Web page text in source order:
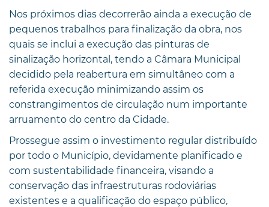
Nos próximos dias decorrerão ainda a execução de
pequenos trabalhos para finalização da obra, nos
quais se inclui a execução das pinturas de
sinalização horizontal, tendo a Câmara Municipal
decidido pela reabertura em simultâneo com a
referida execução minimizando assim os
constrangimentos de circulação num importante
arruamento do centro da Cidade.
Prossegue assim o investimento regular distribuído
por todo o Município, devidamente planificado e
com sustentabilidade financeira, visando a
conservação das infraestruturas rodoviárias
existentes e a qualificação do espaço público,